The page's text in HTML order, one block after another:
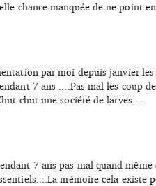
chance manquée de ne point
par moi depuis janvier
7 ans ....Pas mal les coup
chut une société de larves ....
7 ans pas mal quand
mémoire cela